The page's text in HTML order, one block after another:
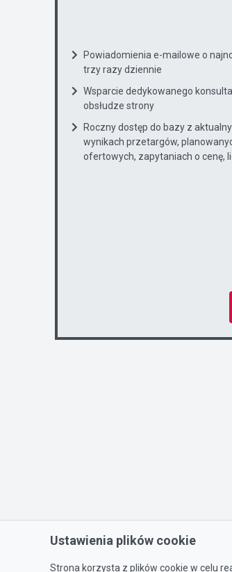
Powiadomienia e-mailowe o
trzy razy dziennie
Wsparcie dedykowanego
obsłudze strony
Roczny dostęp do bazy z
wynikach przetargów,
ofertowych, zapytaniach o cenę,
Ustawienia plików cookie
Strona korzysta z plików cookie w celu